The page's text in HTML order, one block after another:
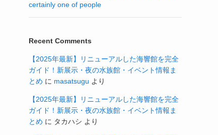
certainly one of people
Recent Comments
【2025年最新】リニューアルした海響館を完全
ガイド！新展示・夜の水族館・イベント情報ま
とめ に masatsugu より
【2025年最新】リニューアルした海響館を完全
ガイド！新展示・夜の水族館・イベント情報ま
とめ に タカハシ より